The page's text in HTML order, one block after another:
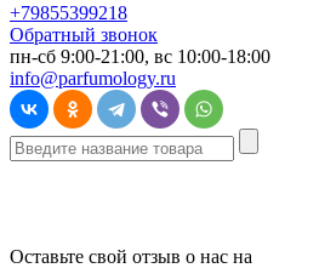
+79855399218
Обратный звонок
пн-сб 9:00-21:00, вс 10:00-18:00
info@parfumology.ru
Оставьте свой отзыв о нас на